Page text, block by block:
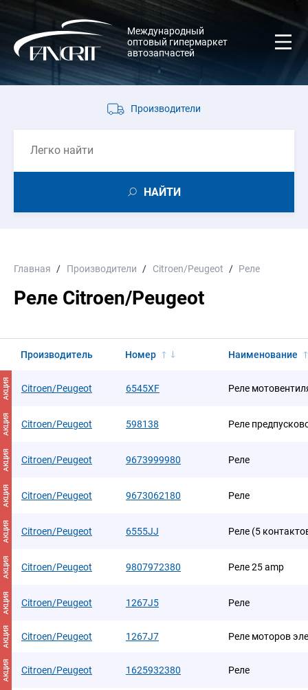
Международный
оптовый гипермаркет
автозапчастей
Производители
НАЙТИ
Главная Производители Citroen/Peugeot Реле
Реле Citroen/Peugeot
Производитель Номер Наименование
АКЦИЯ Citroen/Peugeot 6545XF Реле
АКЦИЯ Citroen/Peugeot 598138 Реле
АКЦИЯ Citroen/Peugeot 9673999980 Реле
АКЦИЯ Citroen/Peugeot 9673062180 Реле
АКЦИЯ Citroen/Peugeot 6555JJ Реле (5
АКЦИЯ Citroen/Peugeot 9807972380 Реле 25 amp
АКЦИЯ Citroen/Peugeot 1267J5 Реле
АКЦИЯ Citroen/Peugeot 1267J7 Реле моторов
АКЦИЯ Citroen/Peugeot 1625932380 Реле